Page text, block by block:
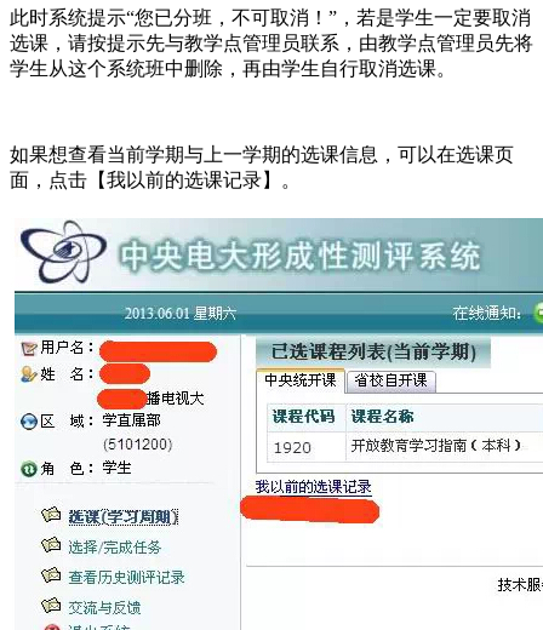
此时系统提示“您已分班，不可取消！”，若是学生一定要取消
选课，请按提示先与教学点管理员联系，由教学点管理员先将
学生从这个系统班中删除，再由学生自行取消选课。
如果想查看当前学期与上一学期的选课信息，可以在选课页
面，点击【我以前的选课记录】。